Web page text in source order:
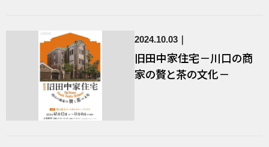
2024.10.03
旧田中家住宅－川口の商
家の贅と茶の文化－